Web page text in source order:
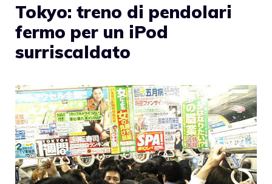
Tokyo: treno di pendolari
fermo per un iPod
surriscaldato